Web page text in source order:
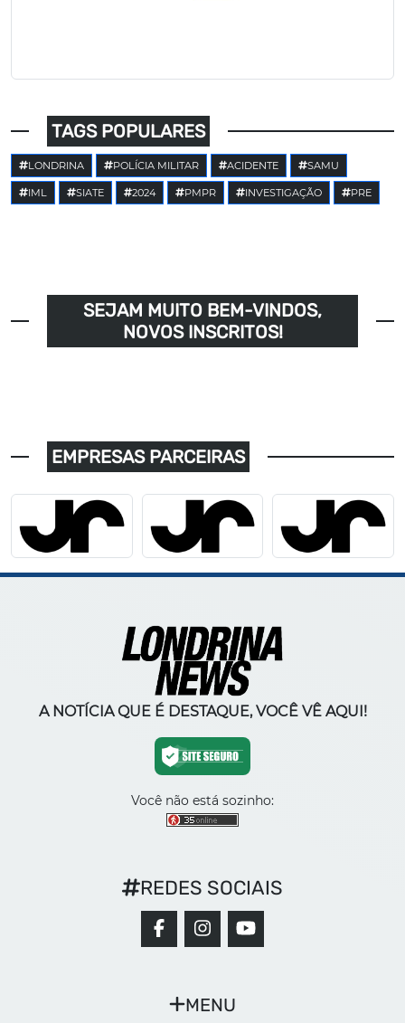
TAGS POPULARES
LONDRINA POLÍCIA MILITAR ACIDENTE SAMU
IML SIATE 2024 PMPR INVESTIGAÇÃO PRE
SEJAM MUITO BEM-VINDOS,
NOVOS INSCRITOS!
EMPRESAS PARCEIRAS
A NOTÍCIA QUE É DESTAQUE, VOCÊ VÊ AQUI!
Você não está sozinho:
MENU
REDES SOCIAIS